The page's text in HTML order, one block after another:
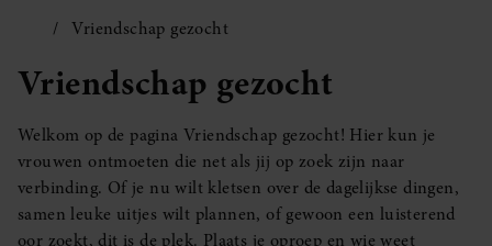
Vriendschap gezocht
Vriendschap gezocht
Welkom op de pagina Vriendschap gezocht! Hier kun je
vrouwen ontmoeten die net als jij op zoek zijn naar
verbinding. Of je nu wilt kletsen over de dagelijkse dingen,
samen leuke uitjes wilt plannen, of gewoon een luisterend
oor zoekt, dit is de plek. Plaats je oproep en wie weet